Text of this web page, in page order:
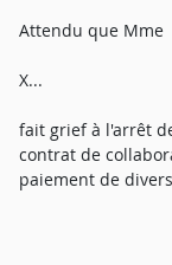
Attendu que Mme
X...
fait grief à l'arrêt
contrat de
paiement de